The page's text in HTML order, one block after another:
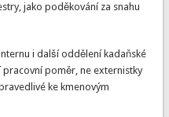
jako poděkování za snahu
i další oddělení kadaňské
poměr, ne externistky
ke kmenovým